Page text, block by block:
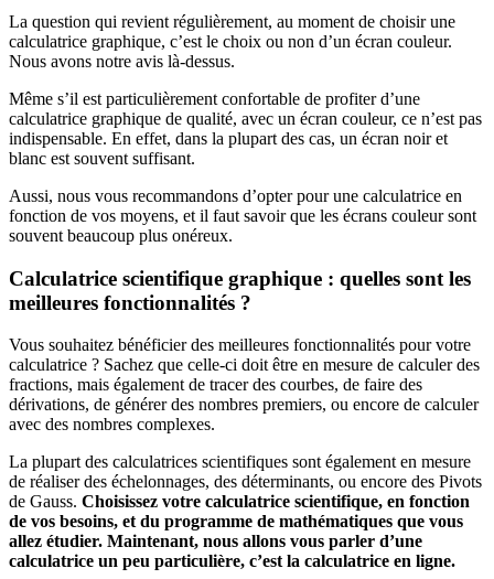
La question qui revient régulièrement, au moment de choisir une
calculatrice graphique, c’est le choix ou non d’un écran couleur.
Nous avons notre avis là-dessus.
Même s’il est particulièrement confortable de profiter d’une
calculatrice graphique de qualité, avec un écran couleur, ce n’est pas
indispensable. En effet, dans la plupart des cas, un écran noir et
blanc est souvent suffisant.
Aussi, nous vous recommandons d’opter pour une calculatrice en
fonction de vos moyens, et il faut savoir que les écrans couleur sont
souvent beaucoup plus onéreux.
Calculatrice scientifique graphique : quelles sont les
meilleures fonctionnalités ?
Vous souhaitez bénéficier des meilleures fonctionnalités pour votre
calculatrice ? Sachez que celle-ci doit être en mesure de calculer des
fractions, mais également de tracer des courbes, de faire des
dérivations, de générer des nombres premiers, ou encore de calculer
avec des nombres complexes.
La plupart des calculatrices scientifiques sont également en mesure
de réaliser des échelonnages, des déterminants, ou encore des Pivots
de Gauss. Choisissez votre calculatrice scientifique, en fonction
de vos besoins, et du programme de mathématiques que vous
allez étudier. Maintenant, nous allons vous parler d’une
calculatrice un peu particulière, c’est la calculatrice en ligne.